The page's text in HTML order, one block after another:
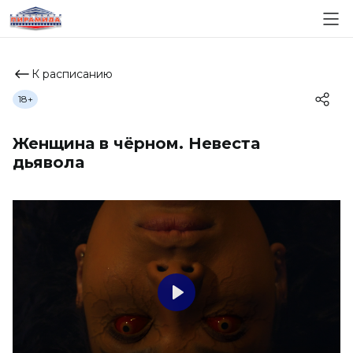
К расписанию
Женщина в чёрном. Невеста
дьявола
18+
Play